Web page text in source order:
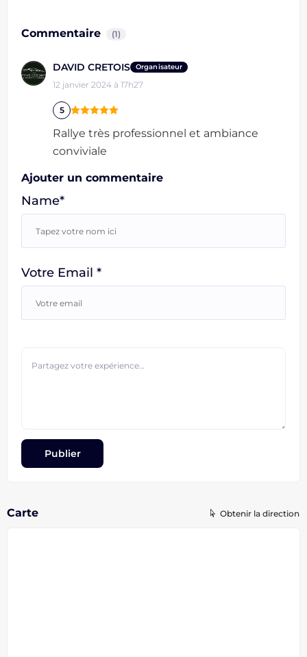
Commentaire (1)
DAVID CRETOIS Organisateur
12 janvier 2024 à 17h27
5
Rallye très professionnel et ambiance
conviviale
Ajouter un commentaire
Name*
Votre Email *
Carte Obtenir la direction